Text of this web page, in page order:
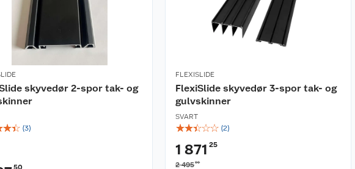
skyvedør 2-spor tak- og
☆☆ (3)
50
FLEXISLIDE
FlexiSlide skyvedør 3-spor tak- og
gulvskinner
SVART
☆☆☆☆☆ (2)
1 871 25
2 49500